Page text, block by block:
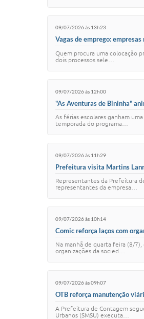
09/07/2026 às 13h23
Vagas de emprego:
Quem procura uma colocação
dois processos sele…
09/07/2026 às 12h00
"As Aventuras de Bininha"
As férias escolares ganham
temporada do programa…
09/07/2026 às 11h29
Prefeitura visita Martins
Representantes da Prefeitura
representantes da empresa…
09/07/2026 às 10h14
Comic reforça laços com
Na manhã de quarta feira (8/
organizações da socied…
09/07/2026 às 09h07
OTB reforça manutenção
A Prefeitura de Contagem
Urbanos (SMSU) executa…